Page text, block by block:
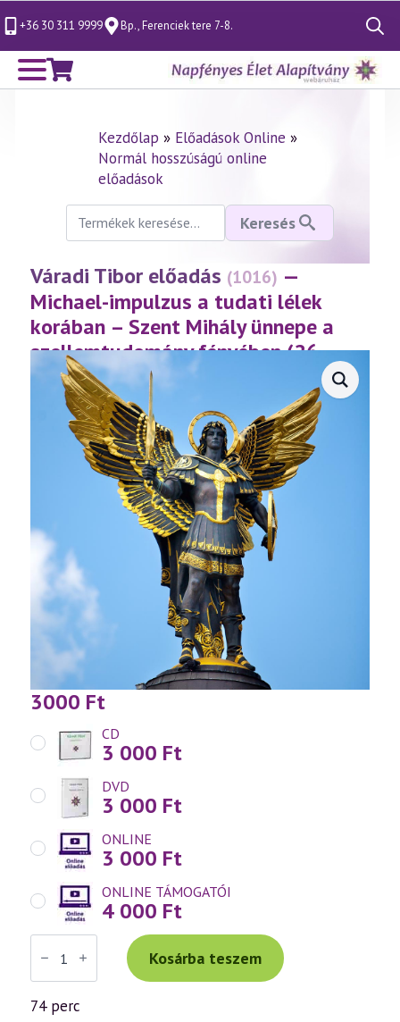
+36 30 311 9999 Bp., Ferenciek tere 7-8.
Search
for:
Kezdőlap » Előadások Online »
Normál hosszúságú online
előadások
Keresés
következőre:
Keresés
Váradi Tibor előadás (1016) —
Michael-impulzus a tudati lélek
korában – Szent Mihály ünnepe a
szellemtudomány fényében (26.
rész)(2024.09.27.)
3000 Ft
CD
3 000 Ft
DVD
3 000 Ft
ONLINE
3 000 Ft
ONLINE TÁMOGATÓI
4 000 Ft
Váradi
Tibor
előadás
(1016)
—
Michael-
Kosárba teszem
74 perc